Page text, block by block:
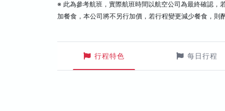
※ 此為參考航班，實際航班時間以航空公司為最終確認，
加餐食，本公司將不另行加價，若行程變更減少餐食，則
行程特色 每日行程